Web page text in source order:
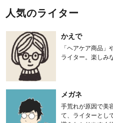
人気のライター
かえで
「ヘアケア商品
ライター。楽しみ
メガネ
手荒れが原因で美
て、ライターとし